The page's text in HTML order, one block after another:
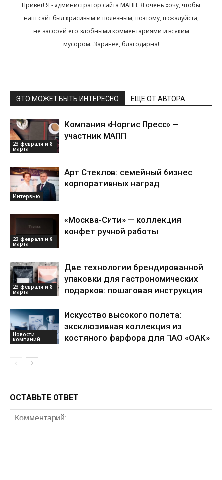
Привет! Я - администратор сайта МАПП. Я очень хочу, чтобы
наш сайт был красивым и полезным, поэтому, пожалуйста,
не засоряй его злобными комментариями и всяким
мусором. Заранее, благодарна!
ЭТО МОЖЕТ БЫТЬ ИНТЕРЕСНО ЕЩЕ ОТ АВТОРА
23 февраля и 8
марта
Компания «Норгис Пресс» —
участник МАПП
Интервью
Арт Стеклов: семейный бизнес
корпоративных наград
23 февраля и 8
марта
«Москва-Сити» — коллекция
конфет ручной работы
23 февраля и 8
марта
Две технологии брендированной
упаковки для гастрономических
подарков: пошаговая инструкция
Новости
компаний
Искусство высокого полета:
эксклюзивная коллекция из
костяного фарфора для ПАО «ОАК»
ОСТАВЬТЕ ОТВЕТ